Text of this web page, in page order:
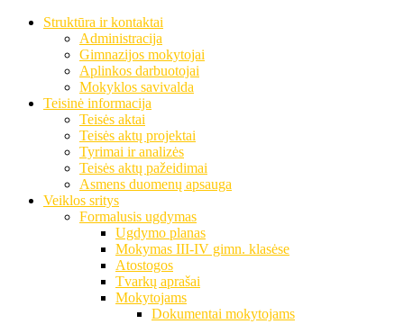
Struktūra ir kontaktai
Administracija
Gimnazijos mokytojai
Aplinkos darbuotojai
Mokyklos savivalda
Teisinė informacija
Teisės aktai
Teisės aktų projektai
Tyrimai ir analizės
Teisės aktų pažeidimai
Asmens duomenų apsauga
Veiklos sritys
Formalusis ugdymas
Ugdymo planas
Mokymas III-IV gimn. klasėse
Atostogos
Tvarkų aprašai
Mokytojams
Dokumentai mokytojams